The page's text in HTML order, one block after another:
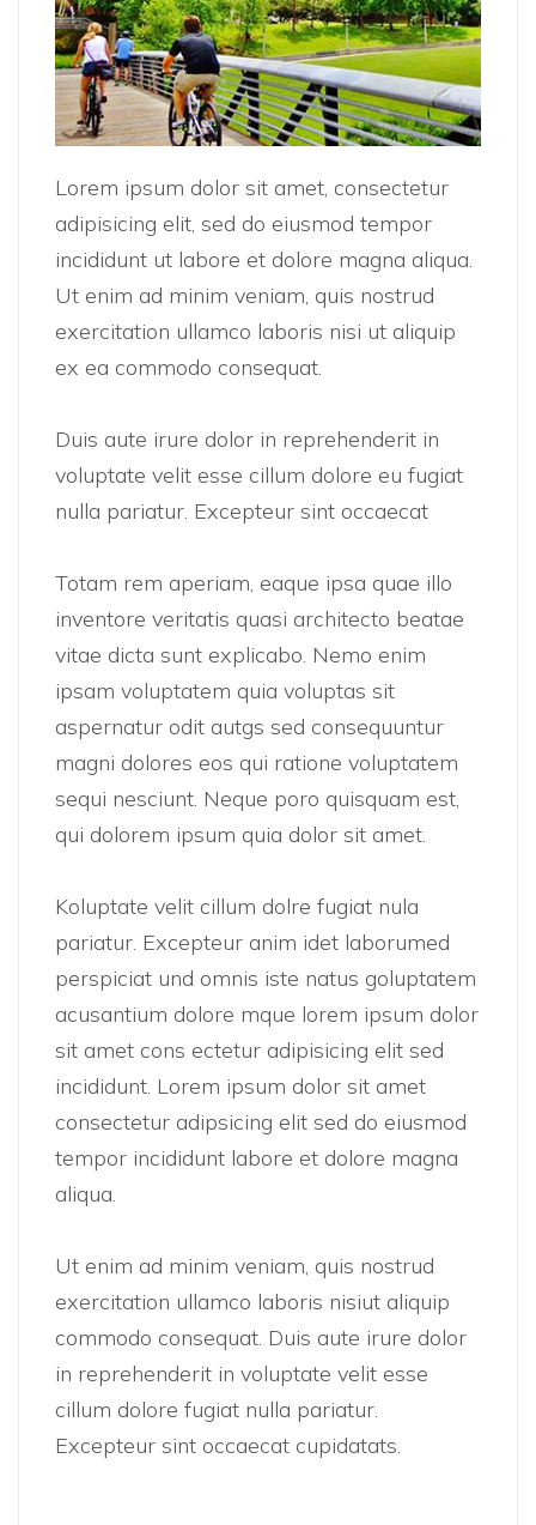
Lorem ipsum dolor sit amet, consectetur
adipisicing elit, sed do eiusmod tempor
incididunt ut labore et dolore magna aliqua.
Ut enim ad minim veniam, quis nostrud
exercitation ullamco laboris nisi ut aliquip
ex ea commodo consequat.
Duis aute irure dolor in reprehenderit in
voluptate velit esse cillum dolore eu fugiat
nulla pariatur. Excepteur sint occaecat
Totam rem aperiam, eaque ipsa quae illo
inventore veritatis quasi architecto beatae
vitae dicta sunt explicabo. Nemo enim
ipsam voluptatem quia voluptas sit
aspernatur odit autgs sed consequuntur
magni dolores eos qui ratione voluptatem
sequi nesciunt. Neque poro quisquam est,
qui dolorem ipsum quia dolor sit amet.
Koluptate velit cillum dolre fugiat nula
pariatur. Excepteur anim idet laborumed
perspiciat und omnis iste natus goluptatem
acusantium dolore mque lorem ipsum dolor
sit amet cons ectetur adipisicing elit sed
incididunt. Lorem ipsum dolor sit amet
consectetur adipsicing elit sed do eiusmod
tempor incididunt labore et dolore magna
aliqua.
Ut enim ad minim veniam, quis nostrud
exercitation ullamco laboris nisiut aliquip
commodo consequat. Duis aute irure dolor
in reprehenderit in voluptate velit esse
cillum dolore fugiat nulla pariatur.
Excepteur sint occaecat cupidatats.